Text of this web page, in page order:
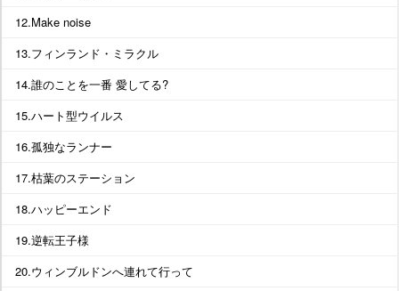
12.Make noise
13.フィンランド・ミラクル
14.誰のことを一番 愛してる?
15.ハート型ウイルス
16.孤独なランナー
17.枯葉のステーション
18.ハッピーエンド
19.逆転王子様
20.ウィンブルドンへ連れて行って